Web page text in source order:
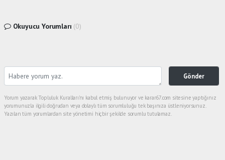
Okuyucu Yorumları (0)
Gönder
Yorum yazarak Topluluk Kuralları’nı kabul etmiş bulunuyor ve karar67.com sitesine yaptığınız
yorumunuzla ilgili doğrudan veya dolaylı tüm sorumluluğu tek başınıza üstleniyorsunuz.
Yazılan tüm yorumlardan site yönetimi hiçbir şekilde sorumlu tutulamaz.